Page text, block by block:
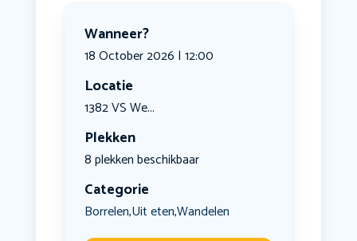
Wanneer?
18 October 2026 | 12:00
Locatie
1382 VS We...
Plekken
8 plekken beschikbaar
Categorie
Borrelen,Uit eten,Wandelen